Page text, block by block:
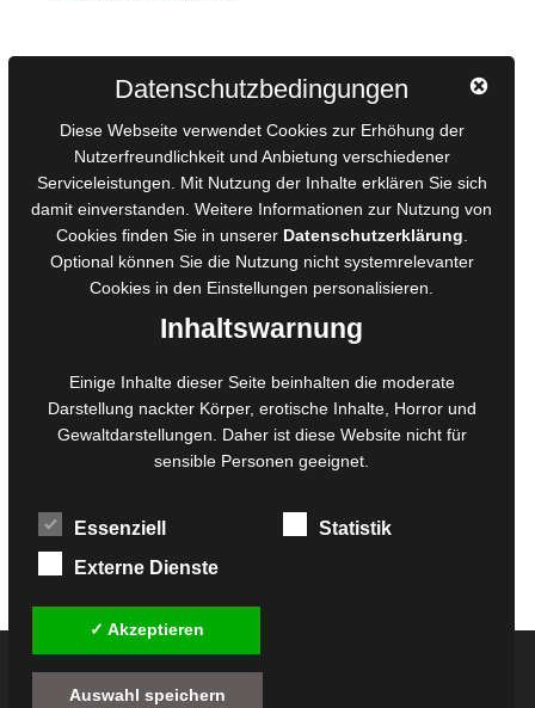
AGB für Medienprojekte
Online-Artikel
Manuskripte einreichen
Ausschreibungen
Belegexemplare
Eigenbedarfsexemplare
Foto- und Bildbearbeitung
Fotorestauration
Creative Artwork
MPS Fotografie
WordPress Support
© 2026Twilight-Line Medien GbR
Datenschutzbedingungen
Diese Webseite verwendet Cookies zur Erhöhung der
Nutzerfreundlichkeit und Anbietung verschiedener
Serviceleistungen. Mit Nutzung der Inhalte erklären Sie sich
damit einverstanden. Weitere Informationen zur Nutzung von
Cookies finden Sie in unserer Datenschutzerklärung
Optional können Sie die Nutzung nicht systemrelevanter
Cookies in den Einstellungen personalisieren.
Inhaltswarnung
Einige Inhalte dieser Seite beinhalten die moderate
Darstellung nackter Körper, erotische Inhalte, Horror und
Gewaltdarstellungen. Daher ist diese Website nicht für
sensible Personen geeignet.
Essenziell
Statistik
Externe Dienste
✓ Akzeptieren
Auswahl speichern